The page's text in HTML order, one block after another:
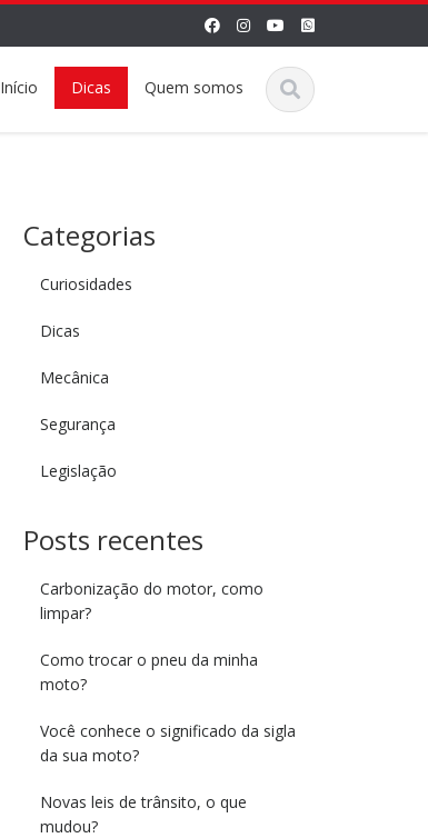
Início Dicas Quem somos
Categorias
Curiosidades
Dicas
Mecânica
Segurança
Legislação
Posts recentes
Carbonização do motor, como
limpar?
Como trocar o pneu da minha
moto?
Você conhece o significado da sigla
da sua moto?
Novas leis de trânsito, o que
mudou?